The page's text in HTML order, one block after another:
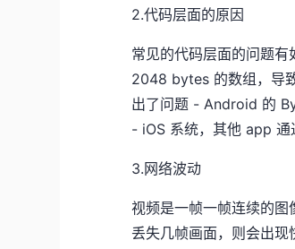
2.代码层面的原因
常见的代码层面的问题
2048 bytes 的数组，导
出了问题 - Android 的
- iOS 系统，其他 app
3.网络波动
视频是一帧一帧连续的
丢失几帧画面，则会出现